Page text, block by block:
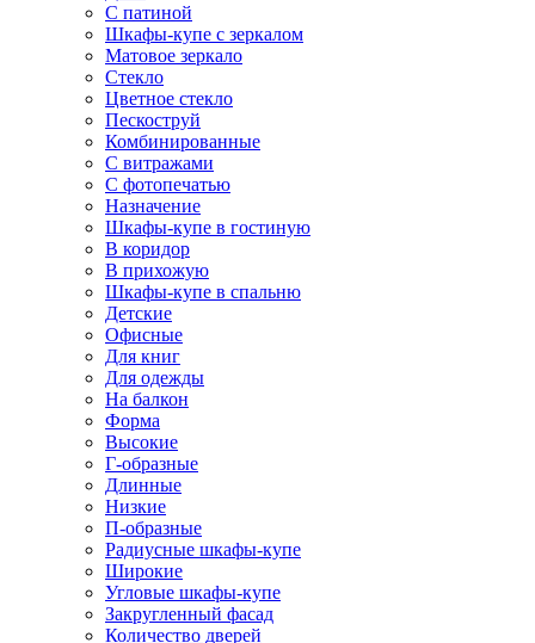
С патиной
Шкафы-купе с зеркалом
Матовое зеркало
Стекло
Цветное стекло
Пескоструй
Комбинированные
С витражами
С фотопечатью
Назначение
Шкафы-купе в гостиную
В коридор
В прихожую
Шкафы-купе в спальню
Детские
Офисные
Для книг
Для одежды
На балкон
Форма
Высокие
Г-образные
Длинные
Низкие
П-образные
Радиусные шкафы-купе
Широкие
Угловые шкафы-купе
Закругленный фасад
Количество дверей